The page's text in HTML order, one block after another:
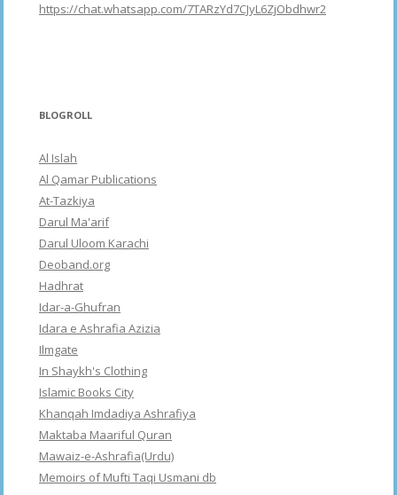
https://chat.whatsapp.com/7TARzYd7CJyL6ZjObdhwr2
BLOGROLL
Al Islah
Al Qamar Publications
At-Tazkiya
Darul Ma'arif
Darul Uloom Karachi
Deoband.org
Hadhrat
Idar-a-Ghufran
Idara e Ashrafia Azizia
Ilmgate
In Shaykh's Clothing
Islamic Books City
Khanqah Imdadiya Ashrafiya
Maktaba Maariful Quran
Mawaiz-e-Ashrafia(Urdu)
Memoirs of Mufti Taqi Usmani db